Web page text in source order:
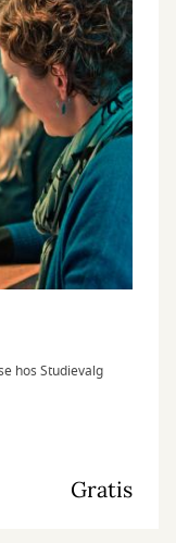
hos Studievalg
Gratis